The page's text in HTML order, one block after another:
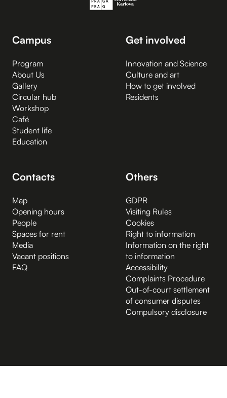
Campus
Program
About Us
Gallery
Circular hub
Workshop
Café
Student life
Education
Get involved
Innovation and Science
Culture and art
How to get involved
Residents
Contacts
Map
Opening hours
People
Spaces for rent
Media
Vacant positions
FAQ
Others
GDPR
Visiting Rules
Cookies
Right to information
Information on the right
to information
Accessibility
Complaints Procedure
Out-of-court settlement
of consumer disputes
Compulsory disclosure